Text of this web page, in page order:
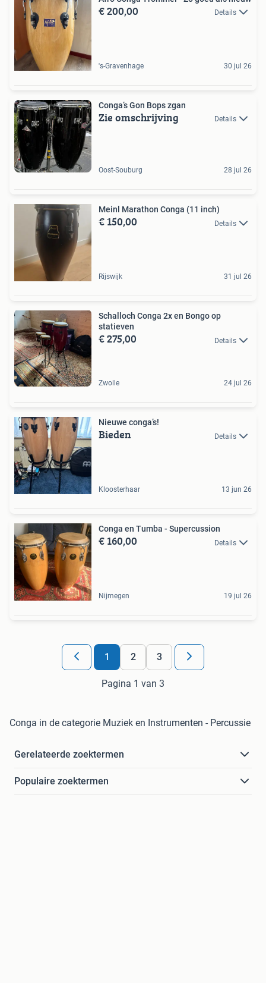
€ 200,00 Details
's-Gravenhage 30 jul 26
Conga’s Gon Bops zgan
Zie omschrijving Details
Oost-Souburg 28 jul 26
Meinl Marathon Conga (11 inch)
€ 150,00 Details
Rijswijk 31 jul 26
Schalloch Conga 2x en Bongo op
statieven
€ 275,00 Details
Zwolle 24 jul 26
Nieuwe conga’s!
Bieden Details
Kloosterhaar 13 jun 26
Conga en Tumba - Supercussion
€ 160,00 Details
Nijmegen 19 jul 26
1 2 3
Pagina 1 van 3
Conga in de categorie Muziek en Instrumenten - Percussie
Gerelateerde zoektermen
Populaire zoektermen